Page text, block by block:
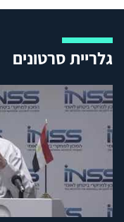
גלריית סרטונים